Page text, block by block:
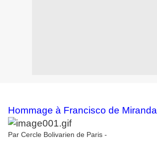
Hommage à Francisco de Miranda
Par Cercle Bolivarien de Paris -